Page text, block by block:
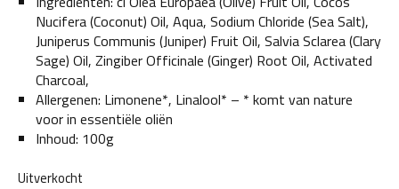
Nucifera (Coconut) Oil, Aqua, Sodium Chloride (Sea Salt),
Juniperus Communis (Juniper) Fruit Oil, Salvia Sclarea (Clary
Sage) Oil, Zingiber Officinale (Ginger) Root Oil, Activated
Charcoal,
Allergenen: Limonene*, Linalool* – * komt van nature
voor in essentiële oliën
Inhoud: 100g
Uitverkocht